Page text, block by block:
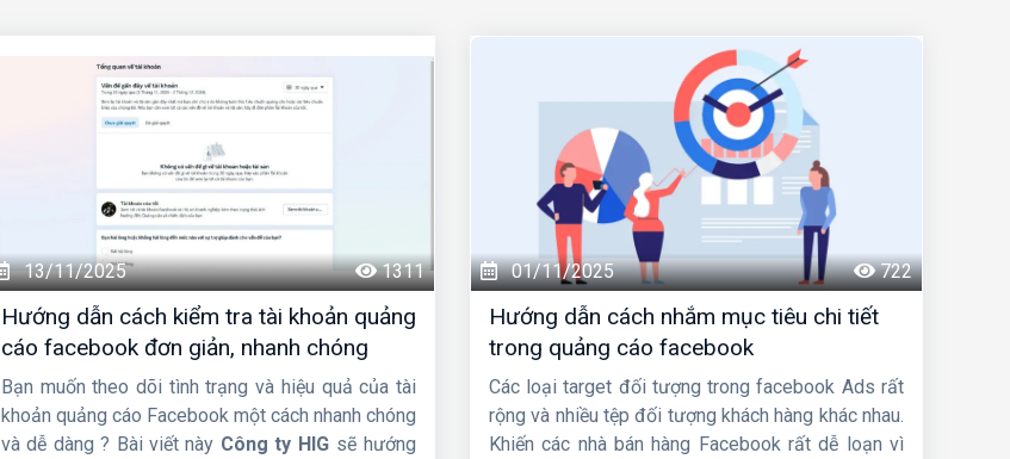
13/11/2025 1311
Hướng dẫn cách kiểm tra tài khoản quảng
cáo facebook đơn giản, nhanh chóng
Bạn muốn theo dõi tình trạng và hiệu quả của tài
khoản quảng cáo Facebook một cách nhanh chóng
và dễ dàng ? Bài viết này Công ty HIGsẽ hướng
01/11/2025 722
Hướng dẫn cách nhắm mục tiêu chi tiết
trong quảng cáo facebook
Các loại target đối tượng trong facebook Ads rất
rộng và nhiều tệp đối tượng khách hàng khác nhau.
Khiến các nhà bán hàng Facebook rất dễ loạn vì